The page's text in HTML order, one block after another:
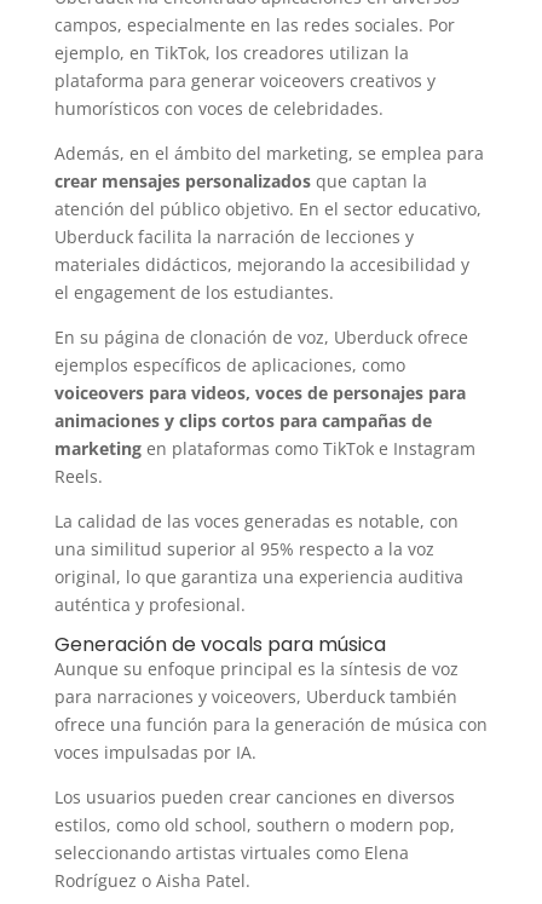
campos, especialmente en las redes sociales. Por
ejemplo, en TikTok, los creadores utilizan la
plataforma para generar voiceovers creativos y
humorísticos con voces de celebridades.
Además, en el ámbito del marketing, se emplea para
crear mensajes personalizadosque captan la
atención del público objetivo. En el sector educativo,
Uberduck facilita la narración de lecciones y
materiales didácticos, mejorando la accesibilidad y
el engagement de los estudiantes.
En su página de clonación de voz, Uberduck ofrece
ejemplos específicos de aplicaciones, como
voiceovers para videos, voces de personajes para
animaciones y clips cortos para campañas de
marketingen plataformas como TikTok e Instagram
Reels.
La calidad de las voces generadas es notable, con
una similitud superior al 95% respecto a la voz
original, lo que garantiza una experiencia auditiva
auténtica y profesional.
Generación de vocals para música
Aunque su enfoque principal es la síntesis de voz
para narraciones y voiceovers, Uberduck también
ofrece una función para la generación de música con
voces impulsadas por IA.
Los usuarios pueden crear canciones en diversos
estilos, como old school, southern o modern pop,
seleccionando artistas virtuales como Elena
Rodríguez o Aisha Patel.